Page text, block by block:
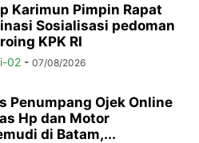
Karimun Pimpin Rapat
Sosialisasi pedoman
KPK RI
02 - 07/08/2026
Penumpang Ojek Online
Hp dan Motor
di Batam,...